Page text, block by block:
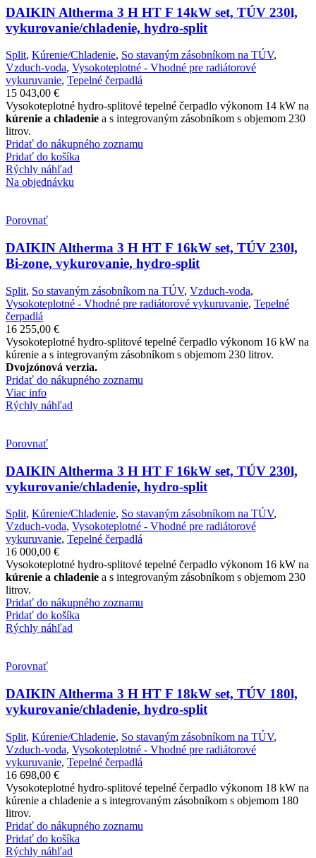
DAIKIN Altherma 3 H HT F 14kW set, TÚV 230l,
vykurovanie/chladenie, hydro-split
Split, Kúrenie/Chladenie, So stavaným zásobníkom na TÚV,
Vzduch-voda, Vysokoteplotné - Vhodné pre radiátorové
vykuruvanie, Tepelné čerpadlá
15 043,00 €
Vysokoteplotné hydro-splitové tepelné čerpadlo výkonom 14 kW na
kúrenie a chladenie a s integrovaným zásobníkom s objemom 230
litrov.
Pridať do nákupného zoznamu
Pridať do košíka
Rýchly náhľad
Na objednávku
Porovnať
DAIKIN Altherma 3 H HT F 16kW set, TÚV 230l,
Bi-zone, vykurovanie, hydro-split
Split, So stavaným zásobníkom na TÚV, Vzduch-voda,
Vysokoteplotné - Vhodné pre radiátorové vykuruvanie, Tepelné
čerpadlá
16 255,00 €
Vysokoteplotné hydro-splitové tepelné čerpadlo výkonom 16 kW na
kúrenie a s integrovaným zásobníkom s objemom 230 litrov.
Dvojzónová verzia.
Pridať do nákupného zoznamu
Viac info
Rýchly náhľad
Porovnať
DAIKIN Altherma 3 H HT F 16kW set, TÚV 230l,
vykurovanie/chladenie, hydro-split
Split, Kúrenie/Chladenie, So stavaným zásobníkom na TÚV,
Vzduch-voda, Vysokoteplotné - Vhodné pre radiátorové
vykuruvanie, Tepelné čerpadlá
16 000,00 €
Vysokoteplotné hydro-splitové tepelné čerpadlo výkonom 16 kW na
kúrenie a chladenie a s integrovaným zásobníkom s objemom 230
litrov.
Pridať do nákupného zoznamu
Pridať do košíka
Rýchly náhľad
Porovnať
DAIKIN Altherma 3 H HT F 18kW set, TÚV 180l,
vykurovanie/chladenie, hydro-split
Split, Kúrenie/Chladenie, So stavaným zásobníkom na TÚV,
Vzduch-voda, Vysokoteplotné - Vhodné pre radiátorové
vykuruvanie, Tepelné čerpadlá
16 698,00 €
Vysokoteplotné hydro-splitové tepelné čerpadlo výkonom 18 kW na
kúrenie a chladenie a s integrovaným zásobníkom s objemom 180
litrov.
Pridať do nákupného zoznamu
Pridať do košíka
Rýchly náhľad